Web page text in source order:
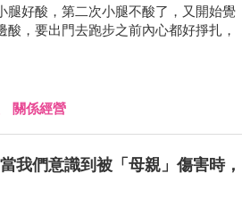
腿好酸，第二次小腿不酸了，又開始覺
，要出門去跑步之前內心都好掙扎，
關係經營
我們意識到被「母親」傷害時，